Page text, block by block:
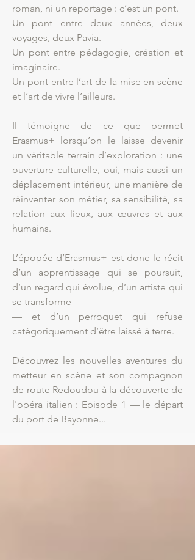
roman, ni un reportage : c’est un pont.
Un pont entre deux années, deux
voyages, deux Pavia.
Un pont entre pédagogie, création et
imaginaire.
Un pont entre l’art de la mise en scène
et l’art de vivre l’ailleurs.
Il témoigne de ce que permet
Erasmus+ lorsqu’on le laisse devenir
un véritable terrain d’exploration : une
ouverture culturelle, oui, mais aussi un
déplacement intérieur, une manière de
réinventer son métier, sa sensibilité, sa
relation aux lieux, aux œuvres et aux
humains.
L’épopée d’Erasmus+ est donc le récit
d’un apprentissage qui se poursuit,
d’un regard qui évolue, d’un artiste qui
se transforme
— et d’un perroquet qui refuse
catégoriquement d’être laissé à terre.
Découvrez les nouvelles aventures du
metteur en scène et son compagnon
de route Redoudou à la découverte de
l'opéra italien : Episode 1 — le départ
du port de Bayonne...